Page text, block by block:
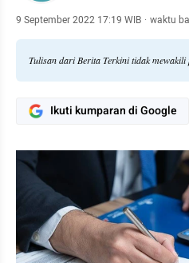
9 September 2022 17:19 WIB · waktu
Tulisan dari Berita Terkini tidak
Ikuti kumparan di Google